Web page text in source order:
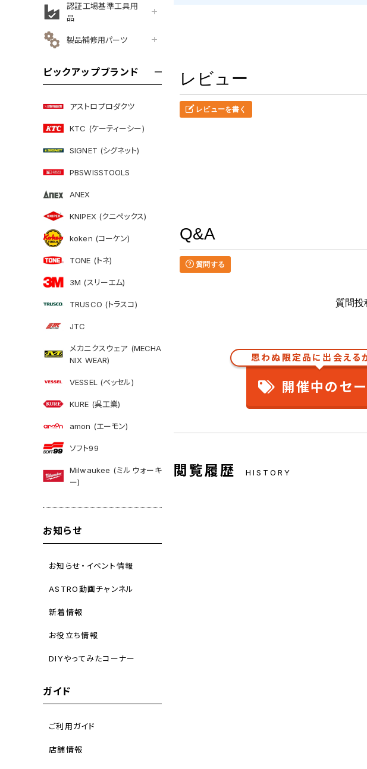
認証工場基準工具用
品
製品補修用パーツ
ピックアップブランド
アストロプロダクツ
KTC (ケーティーシー)
SIGNET (シグネット)
PBSWISSTOOLS
ANEX
KNIPEX (クニペックス)
koken (コーケン)
TONE (トネ)
3M (スリーエム)
TRUSCO (トラスコ)
JTC
メカニクスウェア (MECHA
NIX WEAR)
VESSEL (ベッセル)
KURE (呉工業)
amon (エーモン)
ソフト99
Milwaukee (ミルウォーキ
ー)
お知らせ
お知らせ・イベント情報
ASTRO動画チャンネル
新着情報
お役立ち情報
DIYやってみたコーナー
ガイド
ご利用ガイド
店舗情報
レビュー
レビューを書く
Q&A
質問する
質問投
思わぬ限定品に出会える
開催中のセ
閲覧履歴 HISTORY